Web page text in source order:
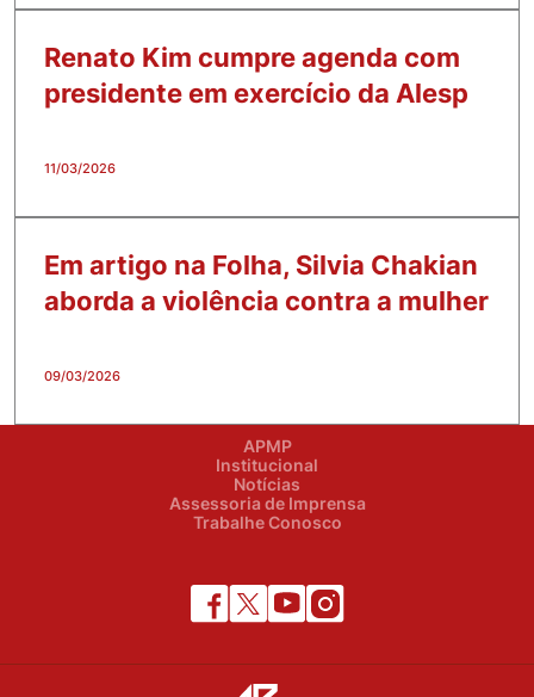
Renato Kim cumpre agenda com
presidente em exercício da Alesp
11/03/2026
Em artigo na Folha, Silvia Chakian
aborda a violência contra a mulher
09/03/2026
APMP
Institucional
Notícias
Assessoria de Imprensa
Trabalhe Conosco